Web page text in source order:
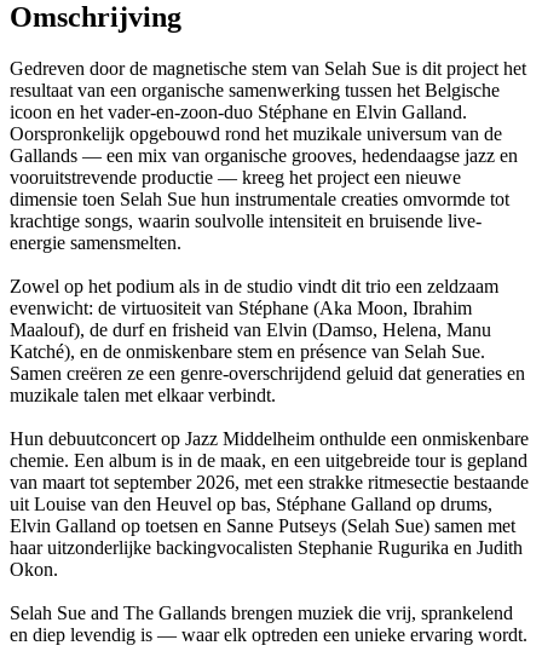
Omschrijving
Gedreven door de magnetische stem van Selah Sue is dit project het
resultaat van een organische samenwerking tussen het Belgische
icoon en het vader-en-zoon-duo Stéphane en Elvin Galland.
Oorspronkelijk opgebouwd rond het muzikale universum van de
Gallands — een mix van organische grooves, hedendaagse jazz en
vooruitstrevende productie — kreeg het project een nieuwe
dimensie toen Selah Sue hun instrumentale creaties omvormde tot
krachtige songs, waarin soulvolle intensiteit en bruisende live-
energie samensmelten.
Zowel op het podium als in de studio vindt dit trio een zeldzaam
evenwicht: de virtuositeit van Stéphane (Aka Moon, Ibrahim
Maalouf), de durf en frisheid van Elvin (Damso, Helena, Manu
Katché), en de onmiskenbare stem en présence van Selah Sue.
Samen creëren ze een genre-overschrijdend geluid dat generaties en
muzikale talen met elkaar verbindt.
Hun debuutconcert op Jazz Middelheim onthulde een onmiskenbare
chemie. Een album is in de maak, en een uitgebreide tour is gepland
van maart tot september 2026, met een strakke ritmesectie bestaande
uit Louise van den Heuvel op bas, Stéphane Galland op drums,
Elvin Galland op toetsen en Sanne Putseys (Selah Sue) samen met
haar uitzonderlijke backingvocalisten Stephanie Rugurika en Judith
Okon.
Selah Sue and The Gallands brengen muziek die vrij, sprankelend
en diep levendig is — waar elk optreden een unieke ervaring wordt.